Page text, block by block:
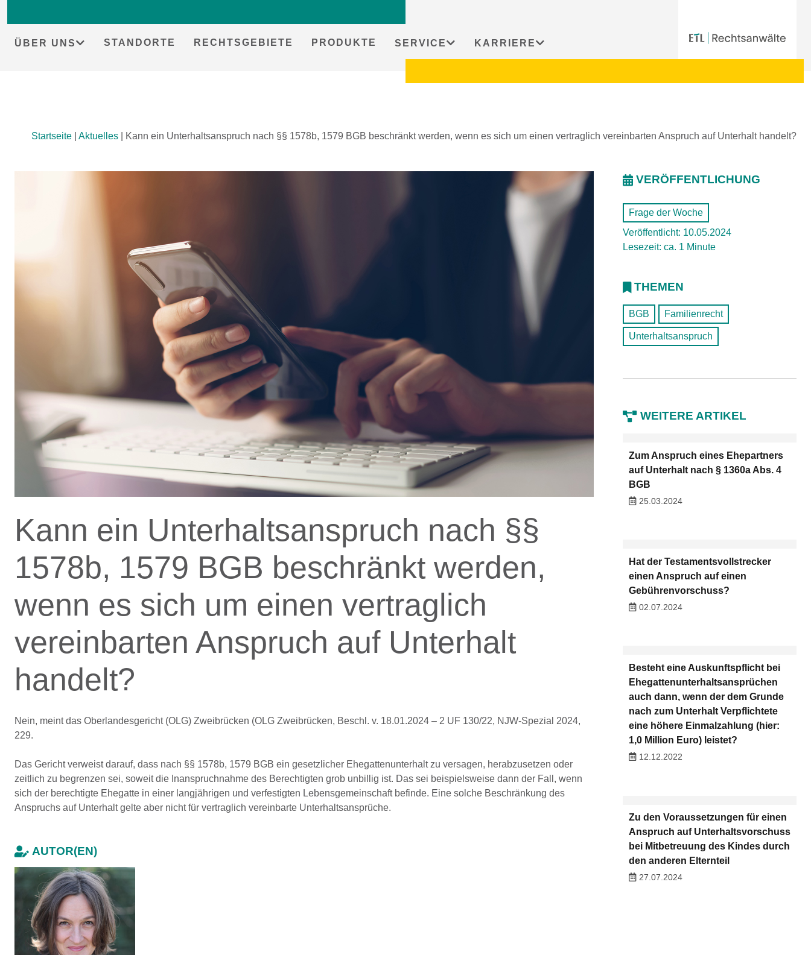
ÜBER UNS STANDORTE RECHTSGEBIETE PRODUKTE SERVICE KARRIERE
Startseite Aktuelles Kann ein Unterhaltsanspruch nach §§ 1578b, 1579 BGB beschränkt werden, wenn es sich um einen vertraglich vereinbarten Anspruch auf Unterhalt handelt?
Kann ein Unterhaltsanspruch nach §§
1578b, 1579 BGB beschränkt werden,
wenn es sich um einen vertraglich
vereinbarten Anspruch auf Unterhalt
handelt?
Nein, meint das Oberlandesgericht (OLG) Zweibrücken (OLG Zweibrücken, Beschl. v. 18.01.2024 – 2 UF 130/22, NJW-Spezial 2024,
229.
Das Gericht verweist darauf, dass nach §§ 1578b, 1579 BGB ein gesetzlicher Ehegattenunterhalt zu versagen, herabzusetzen oder
zeitlich zu begrenzen sei, soweit die Inanspruchnahme des Berechtigten grob unbillig ist. Das sei beispielsweise dann der Fall, wenn
sich der berechtigte Ehegatte in einer langjährigen und verfestigten Lebensgemeinschaft befinde. Eine solche Beschränkung des
Anspruchs auf Unterhalt gelte aber nicht für vertraglich vereinbarte Unterhaltsansprüche.
AUTOR(EN)
VERÖFFENTLICHUNG
Frage der Woche
Veröffentlicht: 10.05.2024
Lesezeit: ca. 1 Minute
THEMEN
BGB Familienrecht
Unterhaltsanspruch
WEITERE ARTIKEL
Zum Anspruch eines Ehepartners
auf Unterhalt nach § 1360a Abs. 4
BGB
25.03.2024
Hat der Testamentsvollstrecker
einen Anspruch auf einen
Gebührenvorschuss?
02.07.2024
Besteht eine Auskunftspflicht bei
Ehegattenunterhaltsansprüchen
auch dann, wenn der dem Grunde
nach zum Unterhalt Verpflichtete
eine höhere Einmalzahlung (hier:
1,0 Million Euro) leistet?
12.12.2022
Zu den Voraussetzungen für einen
Anspruch auf Unterhaltsvorschuss
bei Mitbetreuung des Kindes durch
den anderen Elternteil
27.07.2024